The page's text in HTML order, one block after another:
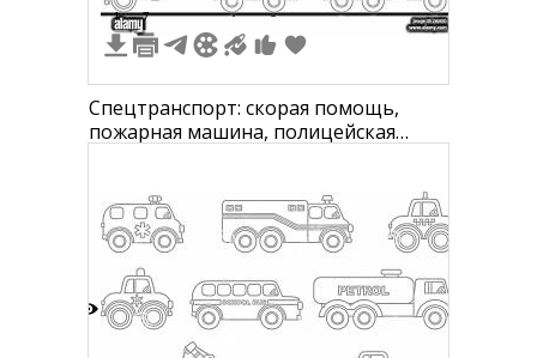
1 7
Спецтранспорт: скорая помощь,
пожарная машина, полицейская
автовоз с автомобилем